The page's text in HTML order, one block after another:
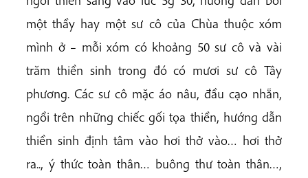
một thầy hay một sư cô của Chùa thuộc xóm
mình ở – mỗi xóm có khoảng 50 sư cô và vài
trăm thiền sinh trong đó có mươi sư cô Tây
phương. Các sư cô mặc áo nâu, đầu cạo nhẵn,
ngồi trên những chiếc gối tọa thiền, hướng dẫn
thiền sinh định tâm vào hơi thở vào… hơi thở
ra.., ý thức toàn thân… buông thư toàn thân…,